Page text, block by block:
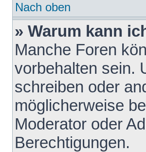
Nach oben
» Warum kann
Manche Foren
vorbehalten sein.
schreiben oder
möglicherweise
Moderator oder
Berechtigungen.